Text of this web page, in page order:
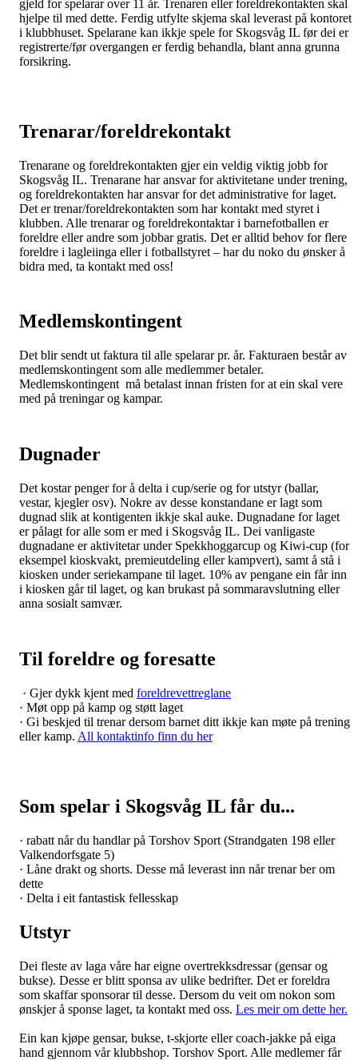
gjeld for spelarar over 11 år. Trenaren eller foreldrekontakten skal
hjelpe til med dette. Ferdig utfylte skjema skal leverast på kontoret
i klubbhuset. Spelarane kan ikkje spele for Skogsvåg IL før dei er
registrerte/før overgangen er ferdig behandla, blant anna grunna
forsikring.
Trenarar/foreldrekontakt
Trenarane og foreldrekontakten gjer ein veldig viktig jobb for
Skogsvåg IL. Trenarane har ansvar for aktivitetane under trening,
og foreldrekontakten har ansvar for det administrative for laget.
Det er trenar/foreldrekontakten som har kontakt med styret i
klubben. Alle trenarar og foreldrekontaktar i barnefotballen er
foreldre eller andre som jobbar gratis. Det er alltid behov for flere
foreldre i lagleiinga eller i fotballstyret – har du noko du ønsker å
bidra med, ta kontakt med oss!
Medlemskontingent
Det blir sendt ut faktura til alle spelarar pr. år. Fakturaen består av
medlemskontingent som alle medlemmer betaler.
Medlemskontingent må betalast innan fristen for at ein skal vere
med på treningar og kampar.
Dugnader
Det kostar penger for å delta i cup/serie og for utstyr (ballar,
vestar, kjegler osv). Nokre av desse konstandane er lagt som
dugnad slik at kontigenten ikkje skal auke. Dugnadane for laget
er pålagt for alle som er med i Skogsvåg IL. Dei vanligaste
dugnadane er aktivitetar under Spekkhoggarcup og Kiwi-cup (for
eksempel kioskvakt, premieutdeling eller kampvert), samt å stå i
kiosken under seriekampane til laget. 10% av pengane ein får inn
i kiosken går til laget, og kan brukast på sommaravslutning eller
anna sosialt samvær.
Til foreldre og foresatte
· Gjer dykk kjent med foreldrevettreglane
· Møt opp på kamp og støtt laget
· Gi beskjed til trenar dersom barnet ditt ikkje kan møte på trening
eller kamp. All kontaktinfo finn du her
Som spelar i Skogsvåg IL får du...
· rabatt når du handlar på Torshov Sport (Strandgaten 198 eller
Valkendorfsgate 5)
· Låne drakt og shorts. Desse må leverast inn når trenar ber om
dette
· Delta i eit fantastisk fellesskap
Utstyr
Dei fleste av laga våre har eigne overtrekksdressar (gensar og
bukse). Desse er blitt sponsa av ulike bedrifter. Det er foreldra
som skaffar sponsorar til desse. Dersom du veit om nokon som
ønskjer å sponse laget, ta kontakt med oss. Les meir om dette her.
Ein kan kjøpe gensar, bukse, t-skjorte eller coach-jakke på eiga
hand gjennom vår klubbshop. Torshov Sport. Alle medlemer får